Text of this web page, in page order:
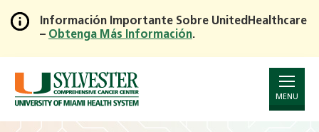
Skip
to
Main
Content
Información Importante Sobre UnitedHealthcare
– Obtenga Más Información.
MENU